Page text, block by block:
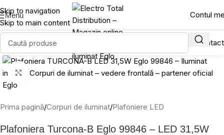
Skip to navigation
Skip to main content
Menu Contul
Click to enlarge
Prima pagină/Corpuri de iluminat/Plafoniere LED
Plafoniera Turcona-B Eglo 99846 – LED 31,5W